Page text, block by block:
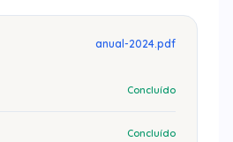
anual-2024.pdf
Concluído
Concluído